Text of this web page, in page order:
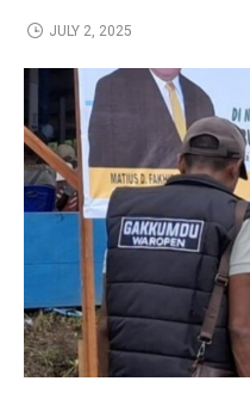
JULY 2, 2025